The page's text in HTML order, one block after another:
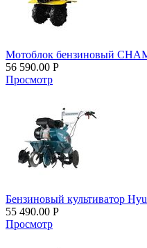
Мотоблок бензиновый
56 590.00 Р
Просмотр
Бензиновый культиватор
55 490.00 Р
Просмотр